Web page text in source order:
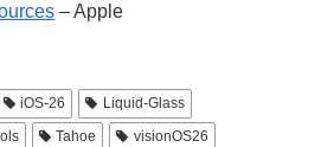
– Apple
iOS-26
Liquid-Glass
Tahoe
visionOS26